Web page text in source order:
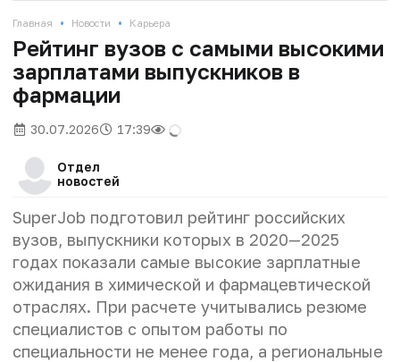
Главная • Новости • Карьера
Рейтинг вузов с самыми высокими
зарплатами выпускников в
фармации
30.07.2026 17:39
Отдел
новостей
SuperJob подготовил рейтинг российских
вузов, выпускники которых в 2020—2025
годах показали самые высокие зарплатные
ожидания в химической и фармацевтической
отраслях. При расчете учитывались резюме
специалистов с опытом работы по
специальности не менее года, а региональные